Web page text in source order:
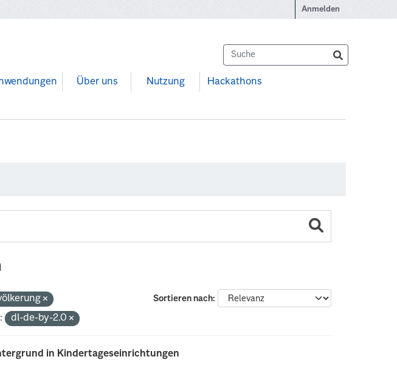
Anmelden
Über uns Nutzung Hackathons
Sortieren nach
dl-de-by-2.0
in Kindertageseinrichtungen